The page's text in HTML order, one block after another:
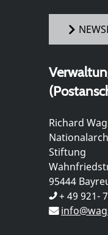
Richard
Stiftung
95444
+ 49 921-